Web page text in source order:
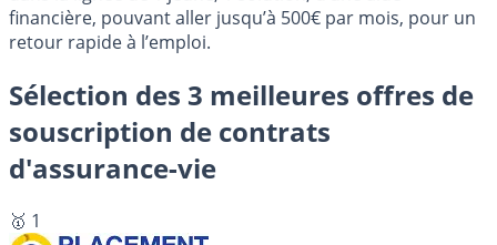
financière, pouvant aller jusqu’à 500€ par mois, pour un
retour rapide à l’emploi.
Sélection des 3 meilleures offres de
souscription de contrats
d'assurance-vie
🥇 1